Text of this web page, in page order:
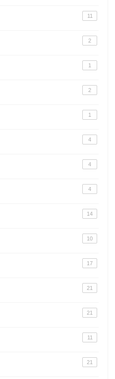
11
2
1
2
1
4
4
4
14
10
17
21
21
11
21